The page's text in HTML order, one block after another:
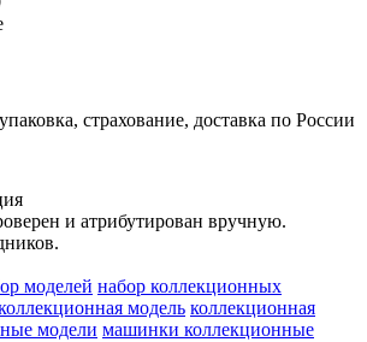
страхование, доставка по России
и атрибутирован вручную.
моделей набор коллекционных
модель коллекционная
модели машинки коллекционные